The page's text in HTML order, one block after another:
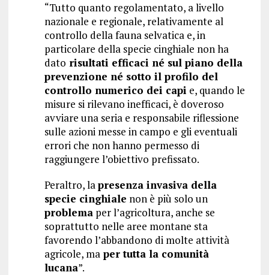
“Tutto quanto regolamentato, a livello
nazionale e regionale, relativamente al
controllo della fauna selvatica e, in
particolare della specie cinghiale non ha
dato risultati efficaci né sul piano della
prevenzione né sotto il profilo del
controllo numerico dei capi e, quando le
misure si rilevano inefficaci, è doveroso
avviare una seria e responsabile riflessione
sulle azioni messe in campo e gli eventuali
errori che non hanno permesso di
raggiungere l’obiettivo prefissato.
Peraltro, lapresenza invasiva della
specie cinghiale non è più solo un
problemaper l’agricoltura, anche se
soprattutto nelle aree montane sta
favorendo l’abbandono di molte attività
agricole, maper tutta la comunità
lucana”.